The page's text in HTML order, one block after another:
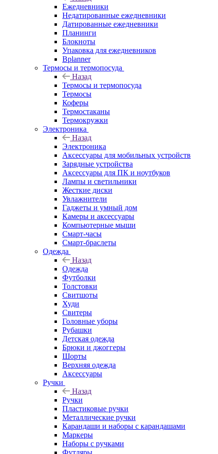
Ежедневники
Недатированные ежедневники
Датированные ежедневники
Планинги
Блокноты
Упаковка для ежедневников
Bplanner
Термосы и термопосуда
Назад
Термосы и термопосуда
Термосы
Коферы
Термостаканы
Термокружки
Электроника
Назад
Электроника
Аксессуары для мобильных устройств
Зарядные устройства
Аксессуары для ПК и ноутбуков
Лампы и светильники
Жесткие диски
Увлажнители
Гаджеты и умный дом
Камеры и аксессуары
Компьютерные мыши
Смарт-часы
Смарт-браслеты
Одежда
Назад
Одежда
Футболки
Толстовки
Свитшоты
Худи
Свитеры
Головные уборы
Рубашки
Детская одежда
Брюки и джоггеры
Шорты
Верхняя одежда
Аксессуары
Ручки
Назад
Ручки
Пластиковые ручки
Металлические ручки
Карандаши и наборы с карандашами
Маркеры
Наборы с ручками
Футляры